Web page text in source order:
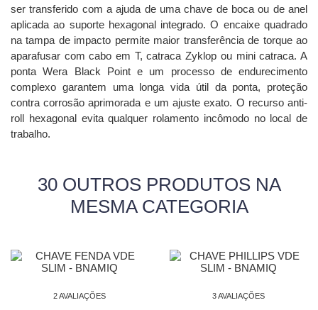
ser transferido com a ajuda de uma chave de boca ou de anel
aplicada ao suporte hexagonal integrado. O encaixe quadrado
na tampa de impacto permite maior transferência de torque ao
aparafusar com cabo em T, catraca Zyklop ou mini catraca. A
ponta Wera Black Point e um processo de endurecimento
complexo garantem uma longa vida útil da ponta, proteção
contra corrosão aprimorada e um ajuste exato. O recurso anti-
roll hexagonal evita qualquer rolamento incômodo no local de
trabalho.
30 OUTROS PRODUTOS NA
MESMA CATEGORIA
2 AVALIAÇÕES 3 AVALIAÇÕES